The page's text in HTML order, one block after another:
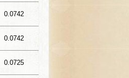
0.0742
0.0742
0.0725